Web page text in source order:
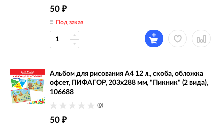
50 ₽
Под заказ
Альбом для рисования А4 12 л., скоба, обложка
офсет, ПИФАГОР, 203х288 мм, "Пикник" (2 вида),
106688
(0)
50 ₽